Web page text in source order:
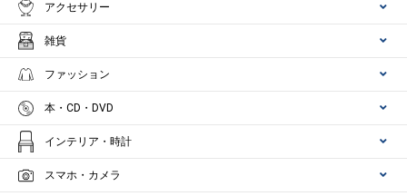
アクセサリー
雑貨
ファッション
本・CD・DVD
インテリア・時計
スマホ・カメラ